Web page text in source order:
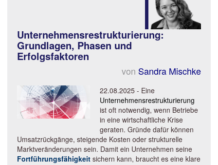
Unternehmensrestrukturierung:
Grundlagen, Phasen und
Erfolgsfaktoren
von Sandra Mischke
22.08.2025 - Eine
Unternehmensrestrukturierung
ist oft notwendig, wenn Betriebe
in eine wirtschaftliche Krise
geraten. Gründe dafür können
Umsatzrückgänge, steigende Kosten oder strukturelle
Marktveränderungen sein. Damit ein Unternehmen seine
Fortführungsfähigkeit sichern kann, braucht es eine klare